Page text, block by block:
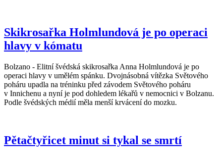
Skikrosařka Holmlundová je po operaci
hlavy v kómatu
Bolzano - Elitní švédská skikrosařka Anna Holmlundová je po
operaci hlavy v umělém spánku. Dvojnásobná vítězka Světového
poháru upadla na tréninku před závodem Světového poháru
v Innichenu a nyní je pod dohledem lékařů v nemocnici v Bolzanu.
Podle švédských médií měla menší krvácení do mozku.
Pětačtyřicet minut si tykal se smrtí